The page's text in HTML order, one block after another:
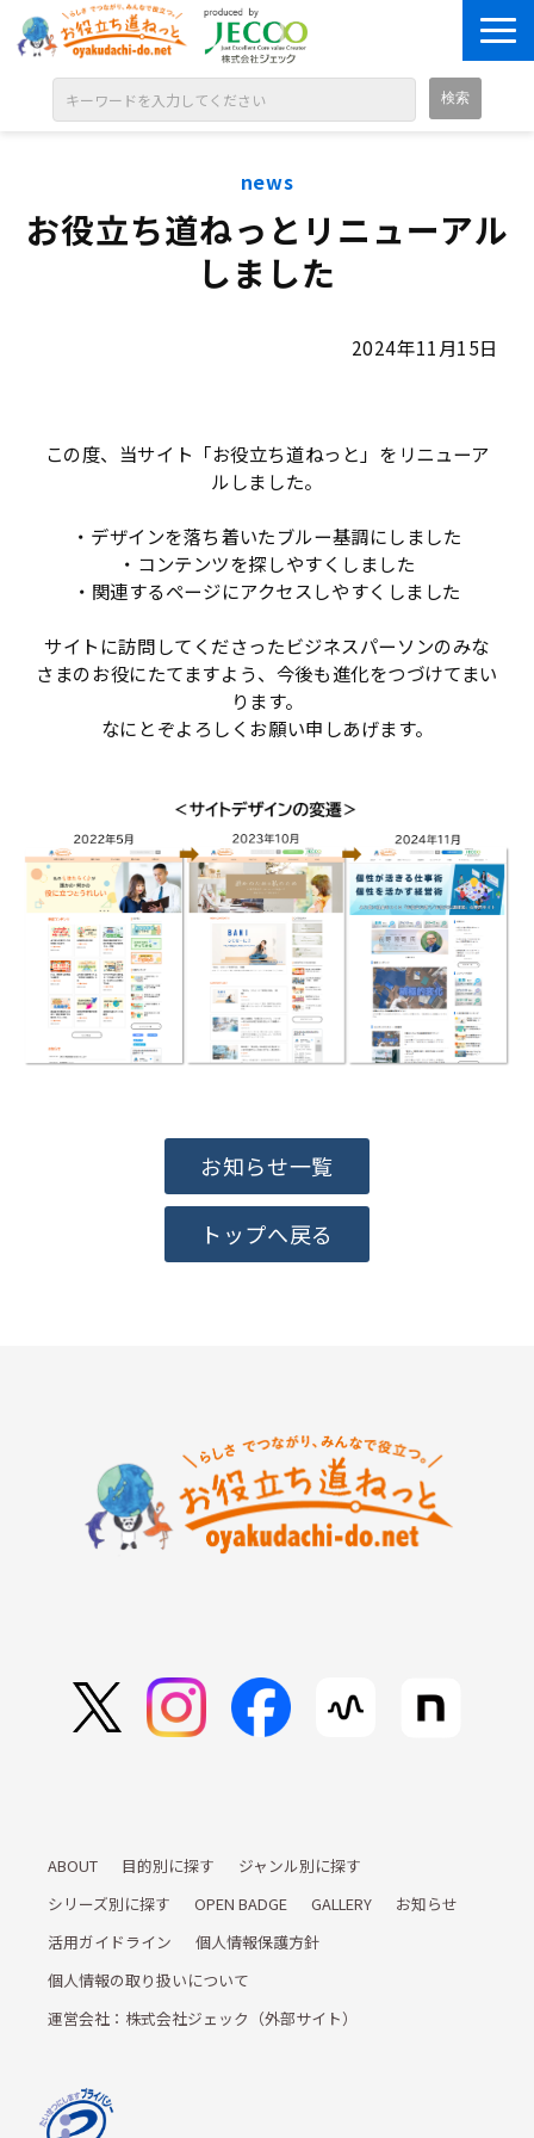
目的別に探す
ジャンル別に探す
シリーズ別に探す
SOLUTION
news
お役立ち道ねっとリニューアル
しました
2024年11月15日
この度、当サイト「お役立ち道ねっと」をリニューア
ルしました。
・デザインを落ち着いたブルー基調にしました
・コンテンツを探しやすくしました
・関連するページにアクセスしやすくしました
サイトに訪問してくださったビジネスパーソンのみな
さまのお役にたてますよう、今後も進化をつづけてまい
ります。
なにとぞよろしくお願い申しあげます。
お知らせ一覧
トップへ戻る
ABOUT 目的別に探す
ジャンル別に探す
シリーズ別に探す
OPEN BADGE GALLERY
お知らせ
活用ガイドライン
個人情報保護方針
個人情報の取り扱いについて
運営会社：株式会社ジェック（外部サイト）